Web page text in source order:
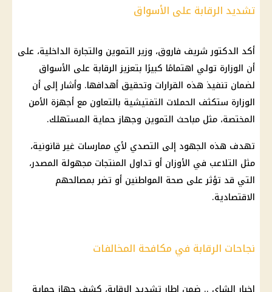
تشديد الرقابة على الأسواق
أكد الدكتورشريف فاروق، وزير التموين والتجارة الداخلية، على
أن الوزارة تولي اهتمامًا كبيرًا بتعزيز الرقابة على الأسواق
لضمان تنفيذ هذه القرارات وتحقيق أهدافها. وأشار إلى أن
الوزارة ستكثف الحملات التفتيشية بالتعاون مع أجهزة الأمن
المختصة، مثل مباحث التموين وجهازحماية المستهلك.
تهدف هذه الجهود إلى التصدي لأي ممارسات غير قانونية،
مثل التلاعب في الأوزان أو تداول المنتجات مجهولة المصدر،
التي قد تؤثر على صحة المواطنين أو تضر بمصالحهم
الاقتصادية.
نجاحات الرقابة في مكافحة المخالفات